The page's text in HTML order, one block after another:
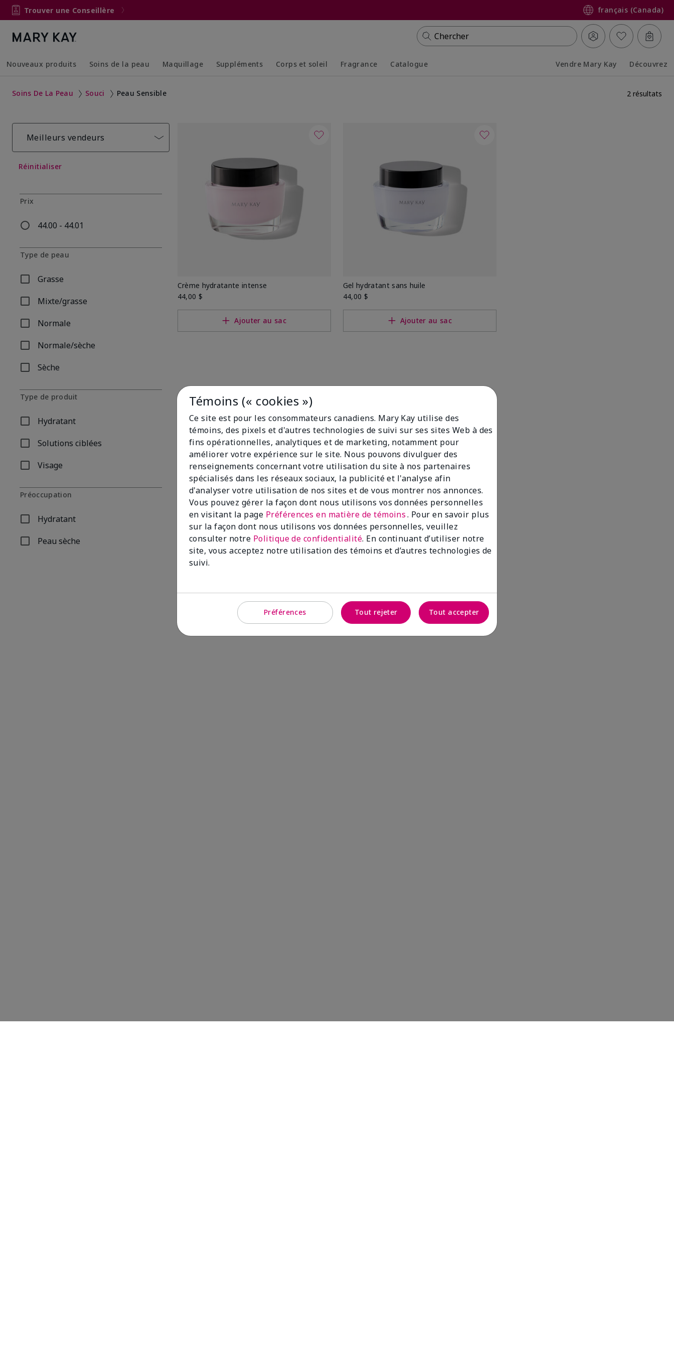
Trouver une Conseillère français (Canada)
Chercher
Nouveaux produits Soins de la peau Maquillage Suppléments Corps et soleil Fragrance Catalogue Vendre Mary Kay Découvrez
Soins De La Peau Souci Peau Sensible 2 résultats
Meilleurs vendeurs
Réinitialiser
Prix
44.00 - 44.01
Affiner par Prix: 44.00 - 44.01
Type de peau
Grasse
Affiner par Type de peau: Grasse
Mixte/grasse
Affiner par Type de peau: Mixte/grasse
Normale
Affiner par Type de peau: Normale
Normale/sèche
Affiner par Type de peau: Normale/sèche
Sèche
Affiner par Type de peau: Sèche
Type de produit
Hydratant
Affiner par Type de produit: Hydratant
Solutions ciblées
Affiner par Type de produit: Solutions ciblées
Visage
Affiner par Type de produit: Visage
Préoccupation
Hydratant
Affiner par Préoccupation: Hydratant
Peau sèche
Affiner par Préoccupation: Peau sèche
Crème hydratante intense
44,00 $
Ajouter au sac
Gel hydratant sans huile
44,00 $
Ajouter au sac
Témoins (« cookies »)
Ce site est pour les consommateurs canadiens. Mary Kay utilise des
témoins, des pixels et d'autres technologies de suivi sur ses sites Web à des
fins opérationnelles, analytiques et de marketing, notamment pour
améliorer votre expérience sur le site. Nous pouvons divulguer des
renseignements concernant votre utilisation du site à nos partenaires
spécialisés dans les réseaux sociaux, la publicité et l'analyse afin
d'analyser votre utilisation de nos sites et de vous montrer nos annonces.
Vous pouvez gérer la façon dont nous utilisons vos données personnelles
en visitant la page Préférences en matière de témoins. Pour en savoir plus
sur la façon dont nous utilisons vos données personnelles, veuillez
consulter notre Politique de confidentialité. En continuant d’utiliser notre
site, vous acceptez notre utilisation des témoins et d’autres technologies de
suivi.
Préférences Tout rejeter Tout accepter